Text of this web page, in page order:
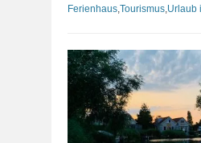
Ferienhaus Tourismus Urlaub